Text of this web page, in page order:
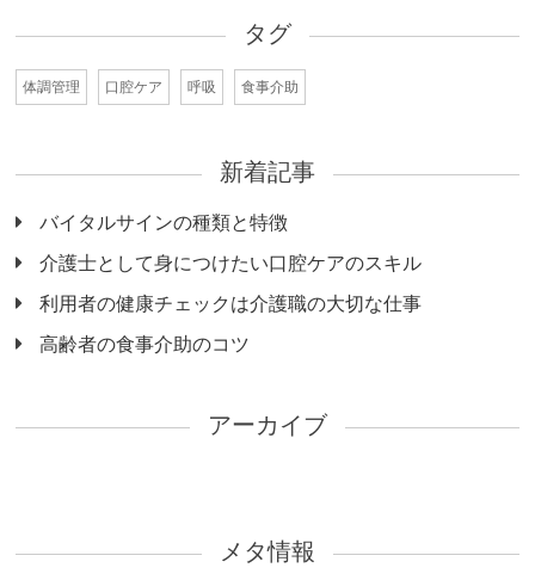
タグ
体調管理 口腔ケア 呼吸 食事介助
新着記事
バイタルサインの種類と特徴
介護士として身につけたい口腔ケアのスキル
利用者の健康チェックは介護職の大切な仕事
高齢者の食事介助のコツ
アーカイブ
メタ情報